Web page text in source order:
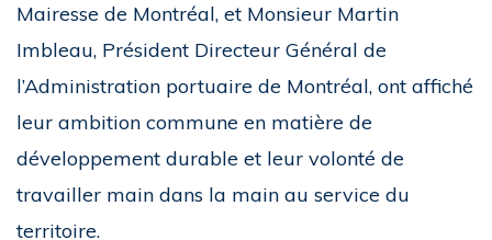
Mairesse de Montréal, et Monsieur Martin
Imbleau, Président Directeur Général de
l’Administration portuaire de Montréal, ont affiché
leur ambition commune en matière de
développement durable et leur volonté de
travailler main dans la main au service du
territoire.